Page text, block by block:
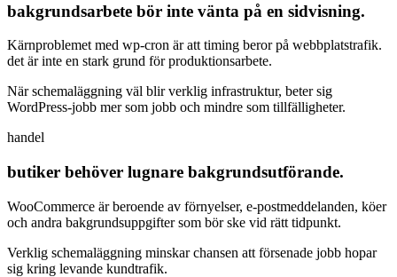
bakgrundsarbete bör inte vänta på en sidvisning.
Kärnproblemet med wp-cron är att timing beror på webbplatstrafik.
det är inte en stark grund för produktionsarbete.
När schemaläggning väl blir verklig infrastruktur, beter sig
WordPress-jobb mer som jobb och mindre som tillfälligheter.
handel
butiker behöver lugnare bakgrundsutförande.
WooCommerce är beroende av förnyelser, e-postmeddelanden, köer
och andra bakgrundsuppgifter som bör ske vid rätt tidpunkt.
Verklig schemaläggning minskar chansen att försenade jobb hopar
sig kring levande kundtrafik.